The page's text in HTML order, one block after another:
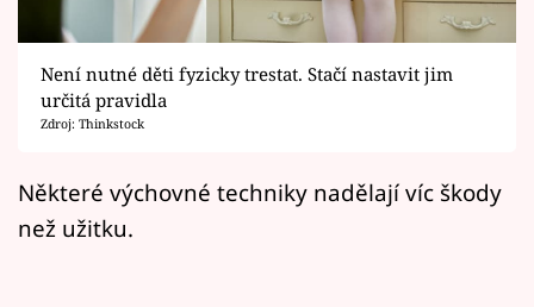
Filmový festival Karlovy Vary
Pořady
Přihlášení
Není nutné děti fyzicky trestat. Stačí nastavit jim
určitá pravidla
Zdroj: Thinkstock
Některé výchovné techniky nadělají víc škody
než užitku.